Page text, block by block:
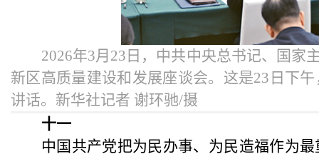
2026年3月23日，中共中央总书记、国家
新区高质量建设和发展座谈会。这是23日下
讲话。新华社记者 谢环驰/摄
十一
中国共产党把为民办事、为民造福作为